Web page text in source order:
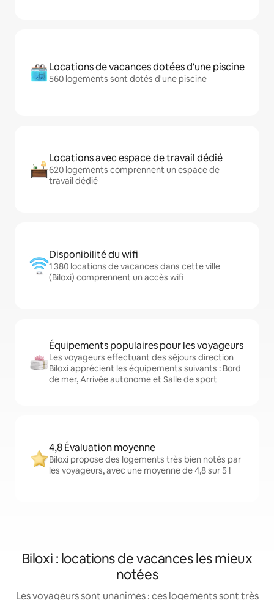
Locations de vacances dotées d'une piscine
560 logements sont dotés d'une piscine
Locations avec espace de travail dédié
620 logements comprennent un espace de
travail dédié
Disponibilité du wifi
1 380 locations de vacances dans cette ville
(Biloxi) comprennent un accès wifi
Équipements populaires pour les voyageurs
Les voyageurs effectuant des séjours direction
Biloxi apprécient les équipements suivants : Bord
de mer, Arrivée autonome et Salle de sport
4,8 Évaluation moyenne
Biloxi propose des logements très bien notés par
les voyageurs, avec une moyenne de 4,8 sur 5 !
Biloxi : locations de vacances les mieux
notées
Les voyageurs sont unanimes : ces logements sont très